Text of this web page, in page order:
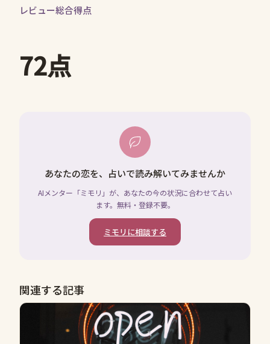
レビュー総合得点
72点
あなたの恋を、占いで読み解いてみませんか
AIメンター「ミモリ」が、あなたの今の状況に合わせて占い
ます。無料・登録不要。
ミモリに相談する
関連する記事